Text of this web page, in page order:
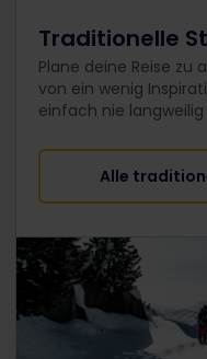
Traditionelle
Plane deine Reise zu
von ein wenig
einfach nie langweilig
Alle